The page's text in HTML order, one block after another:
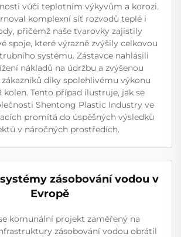
vůči teplotním výkyvům a korozi.
komplexní síť rozvodů teplé i
přičemž naše tvarovky zajistily
spoje, které výrazně zvýšily celkovou
systému. Zástavce nahlásili
nákladů na údržbu a zvýšenou
díky spolehlivému výkonu
kolen. Tento případ ilustruje, jak se
Shentong Plastic Industry ve
promítá do úspěšných výsledků
v náročných prostředích.
zásobování vodou v
Evropě
komunální projekt zaměřený na
zásobování vodou obrátil